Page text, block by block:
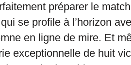
préparer le
se profile à l’horizon
en ligne de mire. Et
exceptionnelle de huit